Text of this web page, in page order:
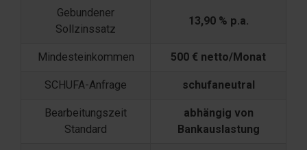
Gebundener
Sollzinssatz
13,90 % p.a.
Mindesteinkommen 500 € netto/Monat
SCHUFA-Anfrage schufaneutral
Bearbeitungszeit
Standard
abhängig von
Bankauslastung